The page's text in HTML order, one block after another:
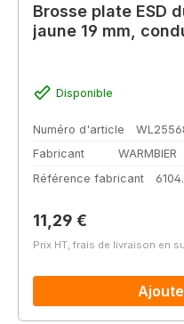
Brosse plate ESD
jaune 19 mm,
Disponible
Numéro d'article
Fabricant
WARMBIER
Référence fabricant
Prix régulier :
11,29 €
Prix HT, frais de livraison en